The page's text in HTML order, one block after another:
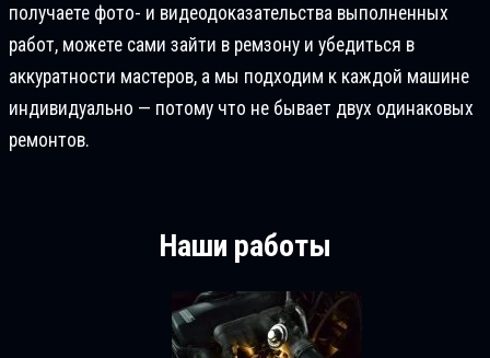
получаете фото- и видеодоказательства выполненных
работ, можете сами зайти в ремзону и убедиться в
аккуратности мастеров, а мы подходим к каждой машине
индивидуально — потому что не бывает двух одинаковых
ремонтов.
Наши работы